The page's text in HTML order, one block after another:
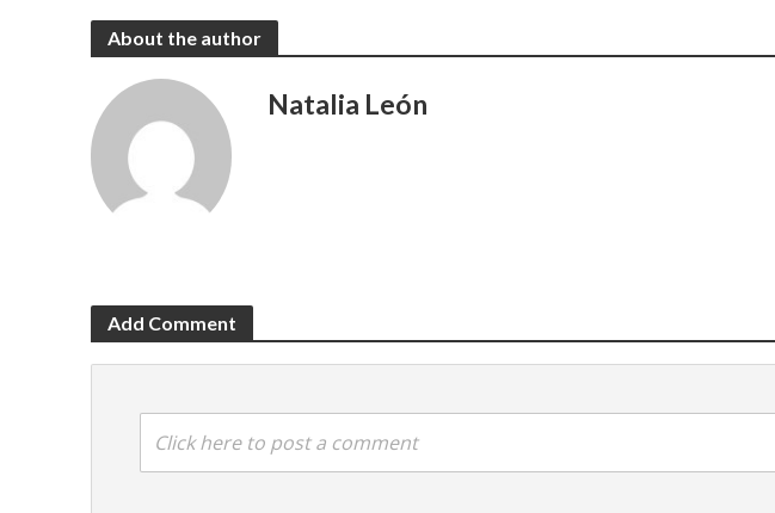
About the author
Natalia León
Add Comment
Click here to post a comment